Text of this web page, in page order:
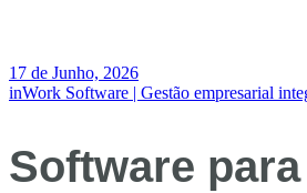
17 de Junho, 2026
inWork Software | Gestão empresarial
Software